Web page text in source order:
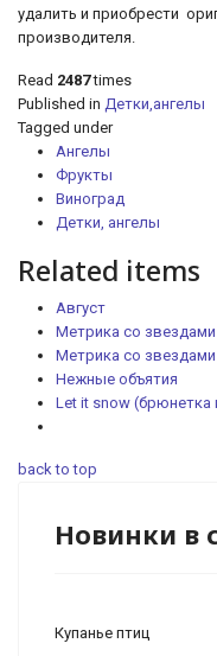
удалить и приобрести
производителя.
Read 2487times
Published in Детки,ангелы
Tagged under
Ангелы
Фрукты
Виноград
Детки, ангелы
Related items
Август
Метрика со
Метрика со
Нежные объятия
Let it snow (брюнетка
back to top
Новинки в
Купанье птиц